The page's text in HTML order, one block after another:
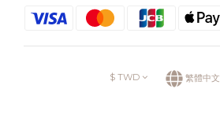
$ TWD 繁體中文